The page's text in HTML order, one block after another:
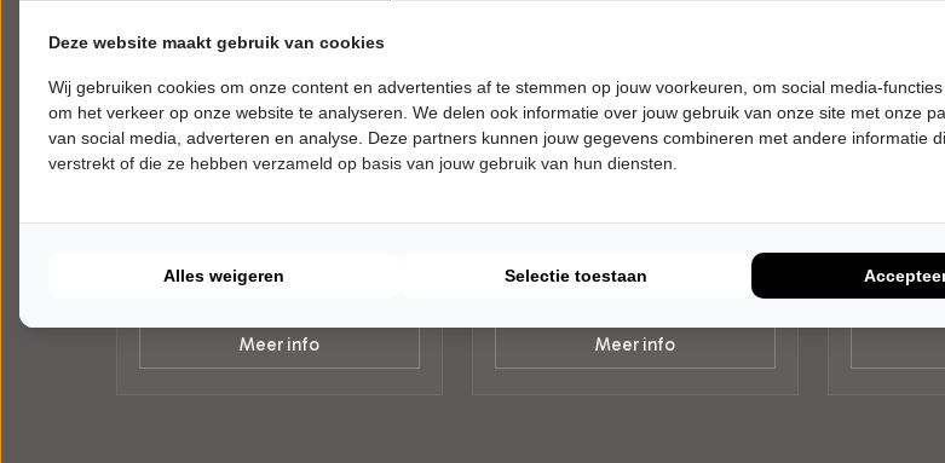
WOENSDAG 28 OKTOBER 2026 •
20:00 UUR
Mens 2 Producties
Relatieverschillen om te gillen!
Meer info
ZONDAG 29 NOVEMBER 2026 • 14:00
UUR
De Gouden Herinnering
Een zolder vol verhalen
Meer info
ZATERDAG
20:30 UUR
Deze website maakt gebruik van cookies
Wij gebruiken cookies om onze content en advertenties af te stemmen op jouw voorkeuren, om social media-
om het verkeer op onze website te analyseren. We delen ook informatie over jouw gebruik van onze site met onze
van social media, adverteren en analyse. Deze partners kunnen jouw gegevens combineren met andere informatie
verstrekt of die ze hebben verzameld op basis van jouw gebruik van hun diensten.
Alles weigeren Selectie toestaan